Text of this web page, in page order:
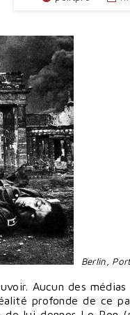
Berlin,
Aucun des
profonde de ce